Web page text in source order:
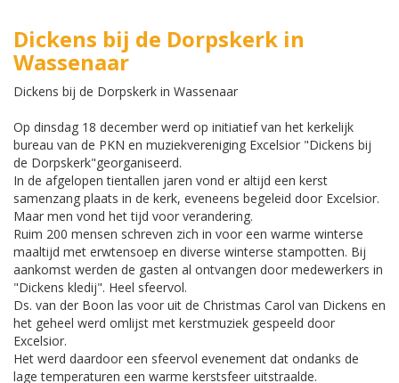
Dickens bij de Dorpskerk in
Wassenaar
Dickens bij de Dorpskerk in Wassenaar
Op dinsdag 18 december werd op initiatief van het kerkelijk
bureau van de PKN en muziekvereniging Excelsior "Dickens bij
de Dorpskerk"georganiseerd.
In de afgelopen tientallen jaren vond er altijd een kerst
samenzang plaats in de kerk, eveneens begeleid door Excelsior.
Maar men vond het tijd voor verandering.
Ruim 200 mensen schreven zich in voor een warme winterse
maaltijd met erwtensoep en diverse winterse stampotten. Bij
aankomst werden de gasten al ontvangen door medewerkers in
"Dickens kledij". Heel sfeervol.
Ds. van der Boon las voor uit de Christmas Carol van Dickens en
het geheel werd omlijst met kerstmuziek gespeeld door
Excelsior.
Het werd daardoor een sfeervol evenement dat ondanks de
lage temperaturen een warme kerstsfeer uitstraalde.